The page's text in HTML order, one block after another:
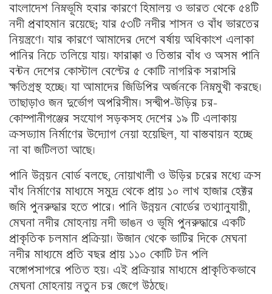
বাংলাদেশ নিম্নভূমি হবার কারণে হিমালয় ও ভারত থেকে ৫৪টি
নদী প্রবাহমান রয়েছে; যার ৫৩টি নদীর শাসন ও বাঁধ ভারতের
নিয়ন্ত্রণে। যার কারণে আমাদের দেশে বর্ষায় অধিকাংশ এলাকা
পানির নিচে তলিয়ে যায়। ফারাক্কা ও তিস্তার বাঁধ ও অসম পানি
বন্টন দেশের কোস্টাল বেল্টের ৫ কোটি নাগরিক সরাসরি
ক্ষতিগ্রস্থ হচ্ছে। যা আমাদের জিডিপির অর্জনকে নিম্নমুখী করছে।
তাছাড়াও জন দুর্ভোগ অপরিসীম। সন্দ্বীপ-উড়ির চর-
কোম্পানীগঞ্জের সংযোগ সড়কসহ দেশের ১৯ টি এলাকায়
ক্রসড্যাম নির্মাণের উদ্যোগ নেয়া হয়েছিল, যা বাস্তবায়ন হচ্ছে
না বা জটিলতা আছে।
পানি উন্নয়ন বোর্ড বলছে, নোয়াখালী ও উড়ির চরের মধ্যে ক্রস
বাঁধ নির্মাণের মাধ্যমে সমুদ্র থেকে প্রায় ১০ লাখ হাজার হেক্টর
জমি পুনরুদ্ধার হতে পারে। পানি উন্নয়ন বোর্ডের তথ্যানুযায়ী,
মেঘনা নদীর মোহনায় নদী ভাঙন ও ভূমি পুনরুদ্ধারে একটি
প্রাকৃতিক চলমান প্রক্রিয়া। উজান থেকে ভাটির দিকে মেঘনা
নদীর মাধ্যমে প্রতি বছর প্রায় ১১০ কোটি টন পলি
বঙ্গোপসাগরে পতিত হয়। এই প্রক্রিয়ার মাধ্যমে প্রাকৃতিকভাবে
মেঘনা মোহনায় নতুন চর জেগে উঠছে।